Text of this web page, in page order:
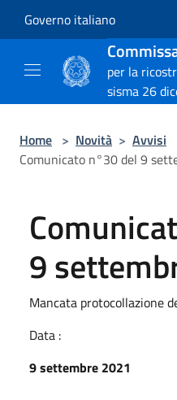
Governo italiano
per la
sisma 26
Home > Novità > Avvisi
Comunicato n°30 del 9
9
Mancata protocollazione
Data :
9 settembre 2021